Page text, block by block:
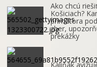
Ako chcú
Košiciach?
primátora
zber,
prekážky
Kaliňák